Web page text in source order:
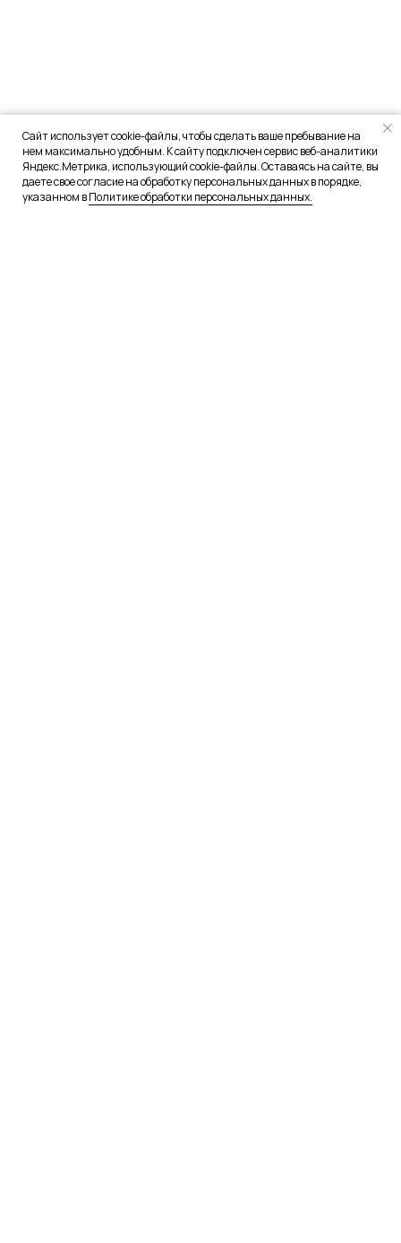
Сайт использует cookie-файлы, чтобы сделать ваше пребывание на
нем максимально удобным. К сайту подключен сервис веб-аналитики
Яндекс.Метрика, использующий cookie-файлы. Оставаясь на сайте, вы
даете свое согласие на обработку персональных данных в порядке,
указанном вПолитике обработки персональных данных.